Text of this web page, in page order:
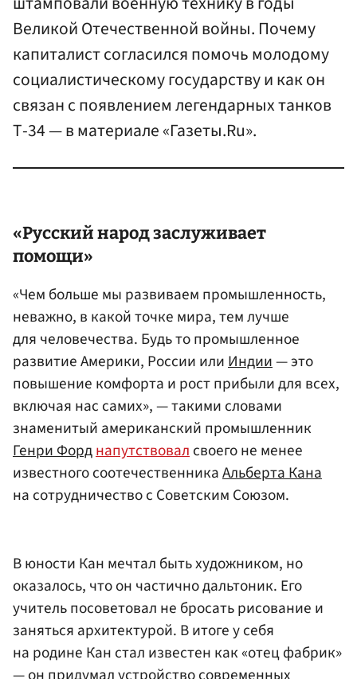
Великой Отечественной войны. Почему
капиталист согласился помочь молодому
социалистическому государству и как он
связан с появлением легендарных танков
Т-34 — в материале «Газеты.Ru».
«Русский народ заслуживает
помощи»
«Чем больше мы развиваем промышленность,
неважно, в какой точке мира, тем лучше
для человечества. Будь то промышленное
развитие Америки, России илиИндии— это
повышение комфорта и рост прибыли для всех,
включая нас самих», — такими словами
знаменитый американский промышленник
Генри Форднапутствовалсвоего не менее
известного соотечественникаАльберта Кана
на сотрудничество с Советским Союзом.
В юности Кан мечтал быть художником, но
оказалось, что он частично дальтоник. Его
учитель посоветовал не бросать рисование и
заняться архитектурой. В итоге у себя
на родине Кан стал известен как «отец фабрик»